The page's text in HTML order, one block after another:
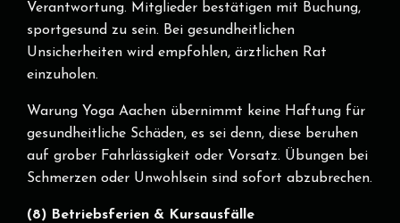
Verantwortung. Mitglieder bestätigen mit Buchung,
sportgesund zu sein. Bei gesundheitlichen
Unsicherheiten wird empfohlen, ärztlichen Rat
einzuholen.
Warung Yoga Aachen übernimmt keine Haftung für
gesundheitliche Schäden, es sei denn, diese beruhen
auf grober Fahrlässigkeit oder Vorsatz. Übungen bei
Schmerzen oder Unwohlsein sind sofort abzubrechen.
(8) Betriebsferien & Kursausfälle